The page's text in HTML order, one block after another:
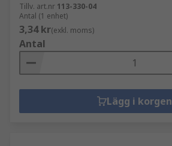
Tillv. art.nr 113-330-04
Antal (1 enhet)
3,34 kr(exkl. moms)
Antal
Lägg i korgen